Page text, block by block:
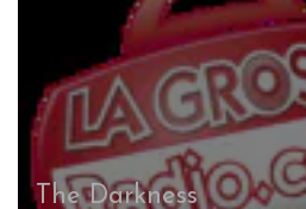
The Darkness